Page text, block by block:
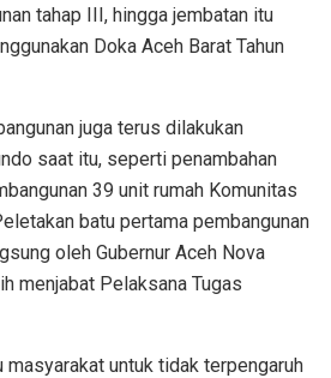
tahap III, hingga jembatan itu
Doka Aceh Barat Tahun
juga terus dilakukan
saat itu, seperti penambahan
39 unit rumah Komunitas
batu pertama pembangunan
oleh Gubernur Aceh Nova
menjabat Pelaksana Tugas
masyarakat untuk tidak terpengaruh